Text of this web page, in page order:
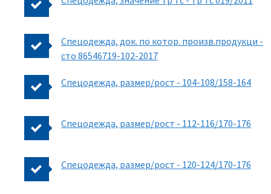
Спецодежда, док. по котор. произв.продукци -
сто 86546719-102-2017
Спецодежда, размер/рост - 104-108/158-164
Спецодежда, размер/рост - 112-116/170-176
Спецодежда, размер/рост - 120-124/170-176